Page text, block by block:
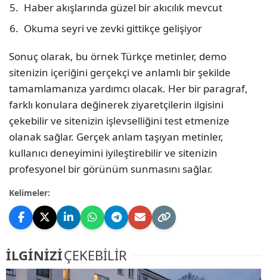
Haber akışlarında güzel bir akıcılık mevcut
Okuma seyri ve zevki gittikçe gelişiyor
Sonuç olarak, bu örnek Türkçe metinler, demo
sitenizin içeriğini gerçekçi ve anlamlı bir şekilde
tamamlamanıza yardımcı olacak. Her bir paragraf,
farklı konulara değinerek ziyaretçilerin ilgisini
çekebilir ve sitenizin işlevselliğini test etmenize
olanak sağlar. Gerçek anlam taşıyan metinler,
kullanıcı deneyimini iyileştirebilir ve sitenizin
profesyonel bir görünüm sunmasını sağlar.
Kelimeler:
İLGİNİZİÇEKEBİLİR